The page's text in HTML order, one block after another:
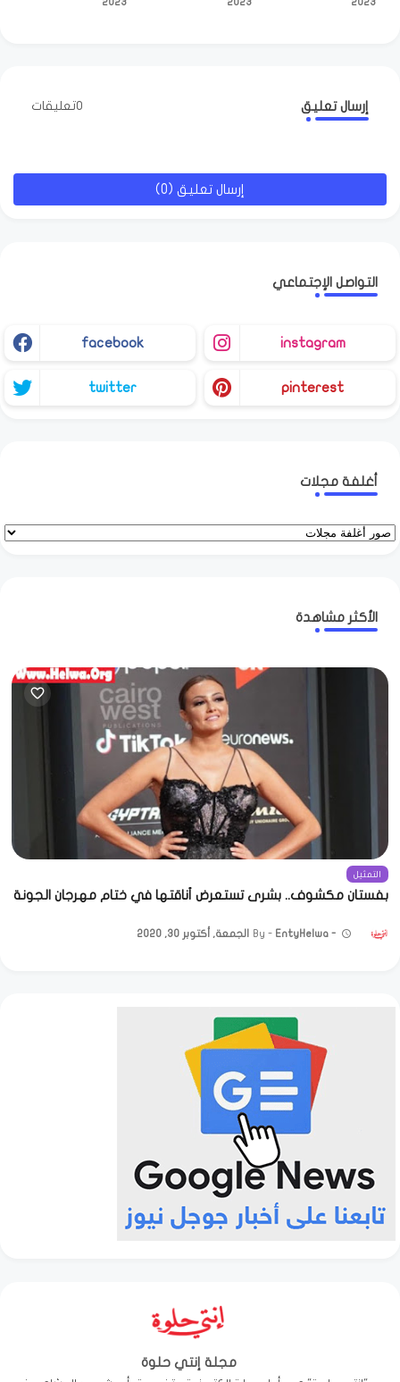
إرسال تعليق 0تعليقات
إرسال تعليق (0)
التواصل الإجتماعي
facebook instagram
twitter pinterest
أغلفة مجلات
الأكثر مشاهدة
التمثيل
بفستان مكشوف.. بشرى تستعرض أناقتها في ختام مهرجان الجونة
EntyHelwa الجمعة, أكتوبر 30, 2020
مجلة إنتي حلوة